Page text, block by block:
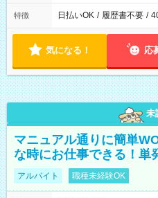
特徴 日払いOK / 履歴書不要 /
気になる！ 応
未
マニュアル通りに簡単
な時にお仕事できる！
アルバイト 職種未経験OK